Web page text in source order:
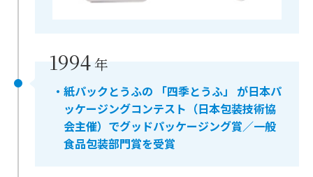
1994年
・紙パックとうふの 「四季とうふ」 が日本パ
ッケージングコンテスト（日本包装技術協
会主催）でグッドパッケージング賞／一般
食品包装部門賞を受賞